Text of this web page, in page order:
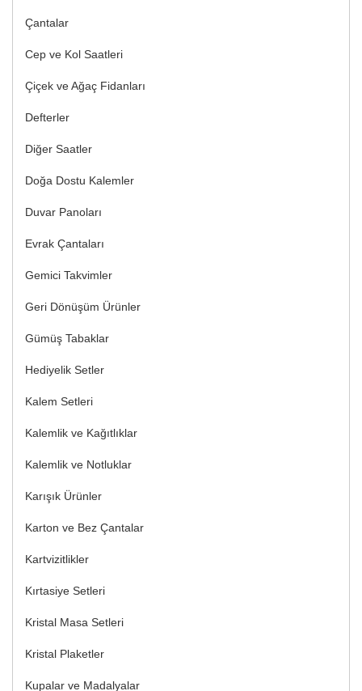
Çantalar
Cep ve Kol Saatleri
Çiçek ve Ağaç Fidanları
Defterler
Diğer Saatler
Doğa Dostu Kalemler
Duvar Panoları
Evrak Çantaları
Gemici Takvimler
Geri Dönüşüm Ürünler
Gümüş Tabaklar
Hediyelik Setler
Kalem Setleri
Kalemlik ve Kağıtlıklar
Kalemlik ve Notluklar
Karışık Ürünler
Karton ve Bez Çantalar
Kartvizitlikler
Kırtasiye Setleri
Kristal Masa Setleri
Kristal Plaketler
Kupalar ve Madalyalar